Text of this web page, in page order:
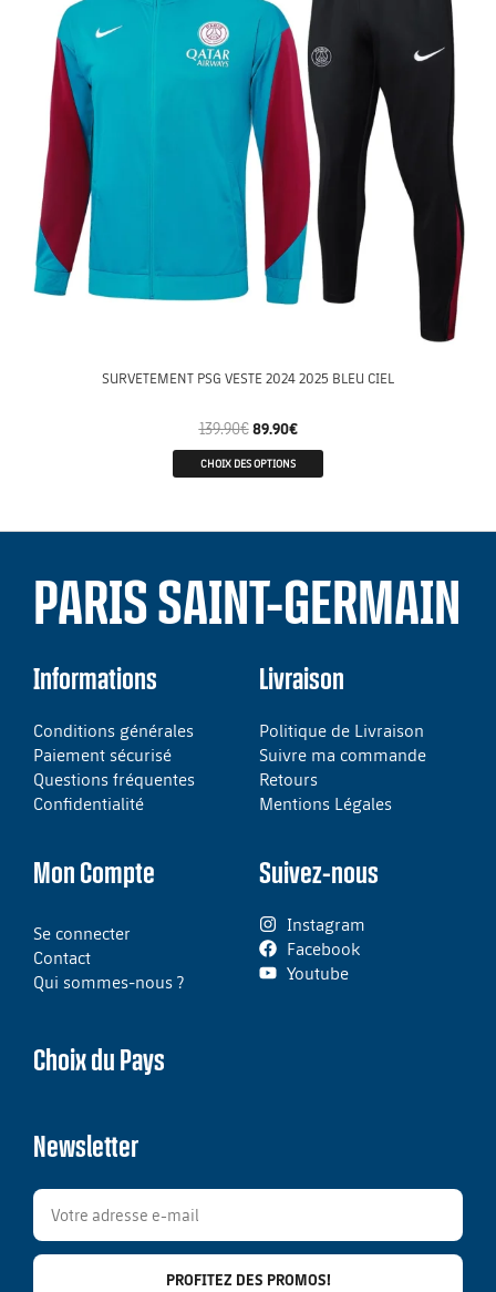
SURVETEMENT PSG VESTE 2024 2025 BLEU CIEL
139.90€ 89.90€
CHOIX DES OPTIONS
PARIS SAINT-GERMAIN
Informations
Conditions générales
Paiement sécurisé
Questions fréquentes
Confidentialité
Livraison
Politique de Livraison
Suivre ma commande
Retours
Mentions Légales
Mon Compte
Se connecter
Contact
Qui sommes-nous ?
Suivez-nous
Instagram
Facebook
Youtube
Choix du Pays
Newsletter
PROFITEZ DES PROMOS!